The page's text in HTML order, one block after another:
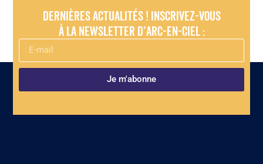
Dernières actualités ! Inscrivez-vous
à la newsletter d’Arc-en-Ciel :
Je m'abonne